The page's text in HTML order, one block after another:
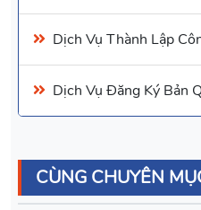
Dịch Vụ Thành Lập
Dịch Vụ Đăng Ký Bản
CÙNG CHUYÊN